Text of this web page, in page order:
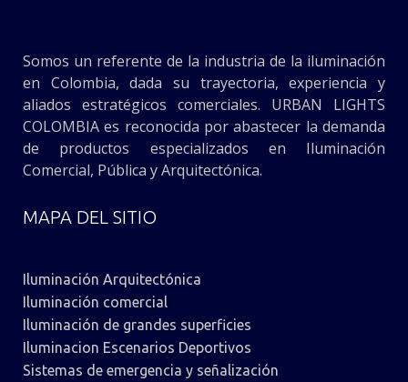
Somos un referente de la industria de la iluminación
en Colombia, dada su trayectoria, experiencia y
aliados estratégicos comerciales. URBAN LIGHTS
COLOMBIA es reconocida por abastecer la demanda
de productos especializados en Iluminación
Comercial, Pública y Arquitectónica.
MAPA DEL SITIO
Iluminación Arquitectónica
Iluminación comercial
Iluminación de grandes superficies
Iluminacion Escenarios Deportivos
Sistemas de emergencia y señalización